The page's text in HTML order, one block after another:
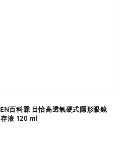
百科霖 目怡高透氧硬式隱形眼鏡
液 120 ml